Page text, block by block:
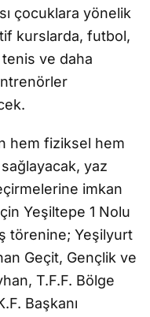
çocuklara yönelik
kurslarda, futbol,
ve daha
hem fiziksel hem
yaz
imkan
Yeşiltepe 1 Nolu
törenine; Yeşilyurt
Geçit, Gençlik ve
T.F.F. Bölge
Başkanı